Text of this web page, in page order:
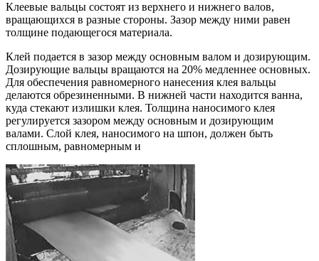
Клеевые вальцы состоят из верхнего и нижнего валов,
вращающихся в разные стороны. Зазор между ними равен
толщине подающегося материала.
Клей подается в зазор между основным валом и дозирующим.
Дозирующие вальцы вращаются на 20% медленнее основных.
Для обеспечения равномерного нанесения клея вальцы
делаются обрезиненными. В нижней части находится ванна,
куда стекают излишки клея. Толщина наносимого клея
регулируется зазором между основным и дозирующим
валами. Слой клея, наносимого на шпон, должен быть
сплошным, равномерным и